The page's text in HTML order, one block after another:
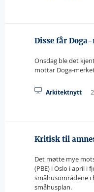
Disse får
Onsdag ble det
mottar Doga-
Arkitektnytt
Kritisk til
Det møtte mye
(PBE) i Oslo i april i
småhusområdene i
småhusplan.